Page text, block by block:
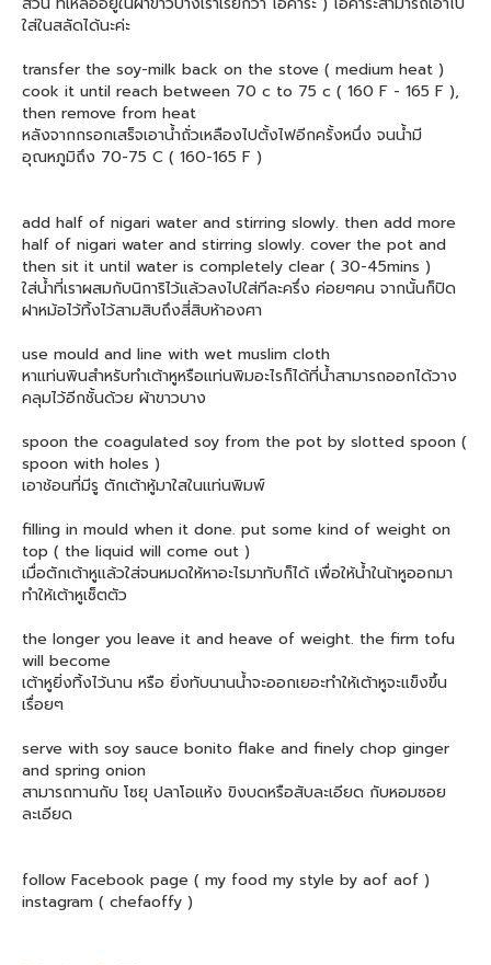
ใส่ในสลัดได้นะค่ะ
transfer the soy-milk back on the stove ( medium heat )
cook it until reach between 70 c to 75 c ( 160 F - 165 F ),
then remove from heat
หลังจากกรอกเสร็จเอาน้ำถั่วเหลืองไปตั้งไฟอีกครั้งหนึ่ง จนน้ำมี
อุณหภูมิถึง 70-75 C ( 160-165 F )
add half of nigari water and stirring slowly. then add more
half of nigari water and stirring slowly. cover the pot and
then sit it until water is completely clear ( 30-45mins )
ใส่น้ำที่เราผสมกับนิการิไว้แล้วลงไปใส่ทีละครึ่ง ค่อยๆคน จากนั้นก็ปิด
ฝาหม้อไว้ทิ้งไว้สามสิบถึงสี่สิบห้าองศา
use mould and line with wet muslim cloth
หาแท่นพินสำหรับทำเต้าหูหรือแท่นพิมอะไรก็ได้ที่น้ำสามารถออกได้วาง
คลุมไว้อีกชั้นด้วย ผ้าขาวบาง
spoon the coagulated soy from the pot by slotted spoon (
spoon with holes )
เอาช้อนที่มีรู ตักเต้าหู้มาใสในแท่นพิมพ์
filling in mould when it done. put some kind of weight on
top ( the liquid will come out )
เมื่อตักเต้าหูแล้วใส่จนหมดให้หาอะไรมาทับก็ได้ เพื่อให้น้ำในเ้าหูออกมา
ทำให้เต้าหูเซ็ตตัว
the longer you leave it and heave of weight. the firm tofu
will become
เต้าหูยิ่งทิ้งไว้นาน หรือ ยิ่งทับนานน้ำจะออกเยอะทำให้เต้าหูจะแข็งขึ้น
เรื่อยๆ
serve with soy sauce bonito flake and finely chop ginger
and spring onion
สามารถทานกับ โซยุ ปลาโอแห้ง ขิงบดหรือสับละเอียด กับหอมซอย
ละเอียด
follow Facebook page ( my food my style by aof aof )
instagram ( chefaoffy )